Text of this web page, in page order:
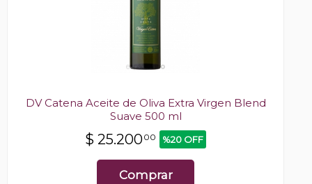
DV Catena Aceite de Oliva Extra Virgen Blend
Suave 500 ml
$ 25.20000 %20 OFF
Comprar